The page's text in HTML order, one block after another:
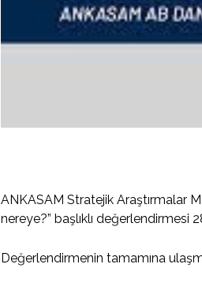
ANKASAM Stratejik Araştırmalar
nereye?” başlıklı değerlendirmesi
Değerlendirmenin tamamına